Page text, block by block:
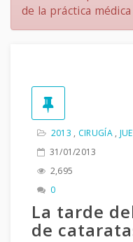
de la práctica
2013 , CIRUGÍA,
31/01/2013
2,695
0
La tarde
de